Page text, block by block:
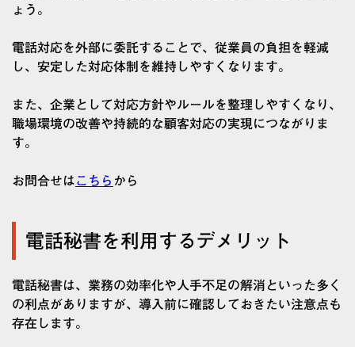
ょう。
電話対応を外部に委託することで、従業員の負担を軽減
し、安定した対応体制を維持しやすくなります。
また、企業として対応方針やルールを整理しやすくなり、
職場環境の改善や持続的な顧客対応の実現につながりま
す。
お問合せはこちら から
電話秘書を利用するデメリット
電話秘書は、業務の効率化や人手不足の解消といった多く
の利点がありますが、導入前に確認しておきたい注意点も
存在します。